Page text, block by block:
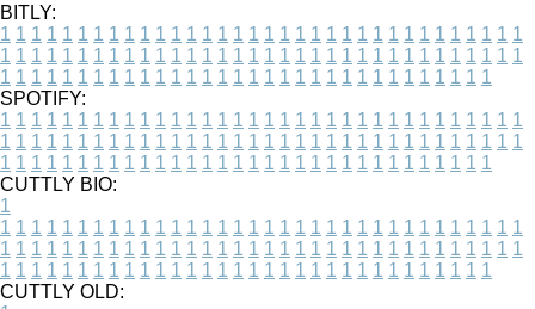
BITLY:
1 1 1 1 1 1 1 1 1 1 1 1 1 1 1 1 1 1 1 1 1 1 1 1 1 1 1 1 1 1 1 1 1 1
1 1 1 1 1 1 1 1 1 1 1 1 1 1 1 1 1 1 1 1 1 1 1 1 1 1 1 1 1 1 1 1 1 1
1 1 1 1 1 1 1 1 1 1 1 1 1 1 1 1 1 1 1 1 1 1 1 1 1 1 1 1 1 1 1 1
SPOTIFY:
1 1 1 1 1 1 1 1 1 1 1 1 1 1 1 1 1 1 1 1 1 1 1 1 1 1 1 1 1 1 1 1 1 1
1 1 1 1 1 1 1 1 1 1 1 1 1 1 1 1 1 1 1 1 1 1 1 1 1 1 1 1 1 1 1 1 1 1
1 1 1 1 1 1 1 1 1 1 1 1 1 1 1 1 1 1 1 1 1 1 1 1 1 1 1 1 1 1 1 1
CUTTLY BIO:
1
1 1 1 1 1 1 1 1 1 1 1 1 1 1 1 1 1 1 1 1 1 1 1 1 1 1 1 1 1 1 1 1 1 1
1 1 1 1 1 1 1 1 1 1 1 1 1 1 1 1 1 1 1 1 1 1 1 1 1 1 1 1 1 1 1 1 1 1
1 1 1 1 1 1 1 1 1 1 1 1 1 1 1 1 1 1 1 1 1 1 1 1 1 1 1 1 1 1 1 1
CUTTLY OLD: